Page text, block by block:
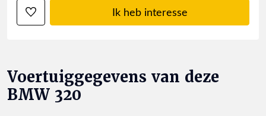
Ik heb interesse
Voertuiggegevens van deze
BMW 320